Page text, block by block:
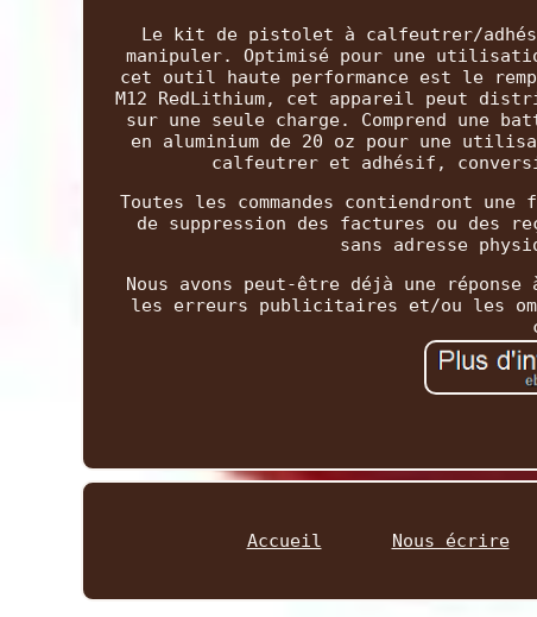
Le kit de pistolet à calfeutrer/
manipuler. Optimisé pour une
cet outil haute performance est le
M12 RedLithium, cet appareil peut
sur une seule charge. Comprend une
en aluminium de 20 oz pour une
calfeutrer et adhésif,
Toutes les commandes contiendront une
de suppression des factures ou des
sans adresse
Nous avons peut-être déjà une
les erreurs publicitaires et/ou les
Accueil Nous écrire